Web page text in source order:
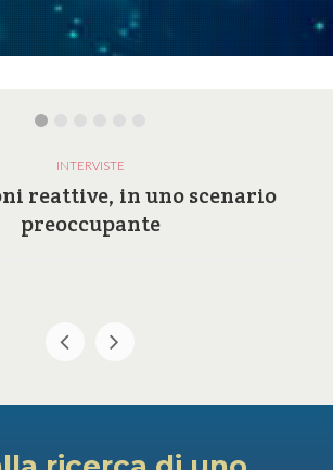
INTERVISTE
reattive, in uno scenario
preoccupante